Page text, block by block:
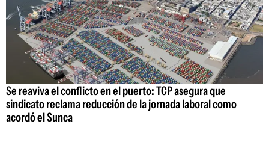
Se reaviva el conflicto en el puerto: TCP asegura que
sindicato reclama reducción de la jornada laboral como
acordó el Sunca